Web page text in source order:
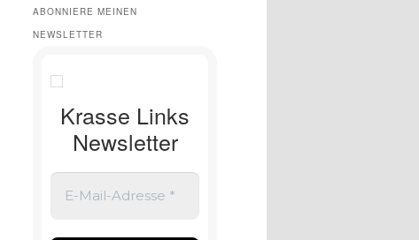
ABONNIERE MEINEN
NEWSLETTER
Krasse Links
Newsletter